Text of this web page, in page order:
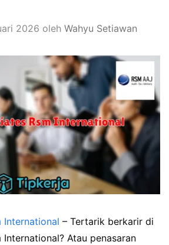
2026 oleh Wahyu Setiawan
International – Tertarik berkarir di
International? Atau penasaran